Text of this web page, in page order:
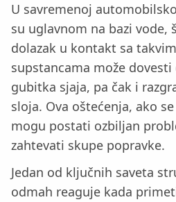
U savremenoj
su uglavnom na bazi vode,
dolazak u kontakt sa
supstancama može
gubitka sjaja, pa čak i
sloja. Ova oštećenja, ako
mogu postati ozbiljan
zahtevati skupe popravke.
Jedan od ključnih saveta
odmah reaguje kada